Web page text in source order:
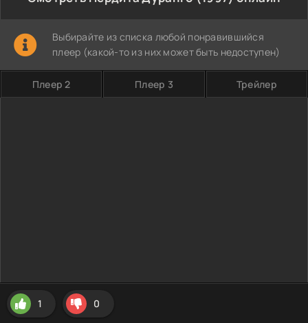
Выбирайте из списка любой понравившийся
плеер (какой-то из них может быть недоступен)
Плеер 2 Плеер 3 Трейлер
1 0